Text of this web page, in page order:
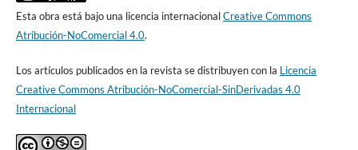
Esta obra está bajo una licencia internacionalCreative Commons
Atribución-NoComercial 4.0.
Los artículos publicados en la revista se distribuyen con la Licencia
Creative Commons Atribución-NoComercial-SinDerivadas 4.0
Internacional